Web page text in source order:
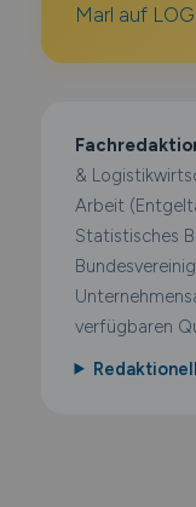
Marl auf
&
Arbeit
Statistisches
verfügbaren